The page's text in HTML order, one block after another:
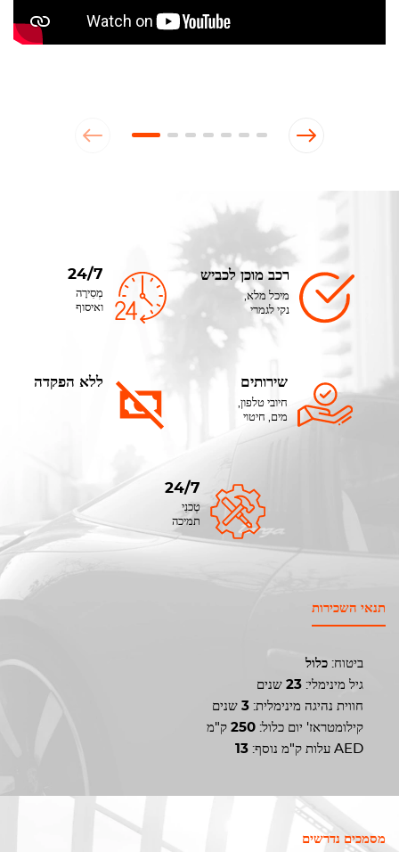
24/7
מְסִירָה
ואיסוף
רכב מוכן לכביש
מיכל מלא,
נקי לגמרי
ללא הפקדה שירותים
חיובי טלפון,
מים, חיטוי
24/7
טֶכנִי
תמיכה
תנאי השכירות
ביטוח: כלול
גיל מינימלי: 23 שנים
חווית נהיגה מינימלית: 3 שנים
קילומטראז' יום כלול: 250 ק"מ
עלות ק"מ נוסף: 13 AED
מסמכים נדרשים